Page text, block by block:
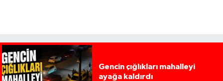
Gencin çığlıkları mahalleyi
ayağa kaldırdı